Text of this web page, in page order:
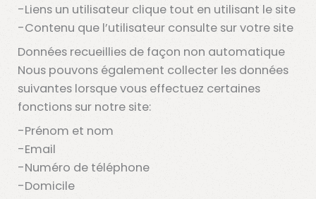
-Liens un utilisateur clique tout en utilisant le site
-Contenu que l’utilisateur consulte sur votre site
Données recueillies de façon non automatique
Nous pouvons également collecter les données
suivantes lorsque vous effectuez certaines
fonctions sur notre site:
-Prénom et nom
-Email
-Numéro de téléphone
-Domicile